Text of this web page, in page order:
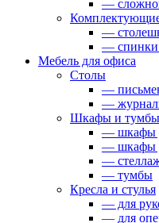
—
—
— спинки
Мебель для офиса
Столы
—
—
Шкафы и тумбы
— шкафы
— шкафы
—
— тумбы
Кресла и стулья
— для
— для